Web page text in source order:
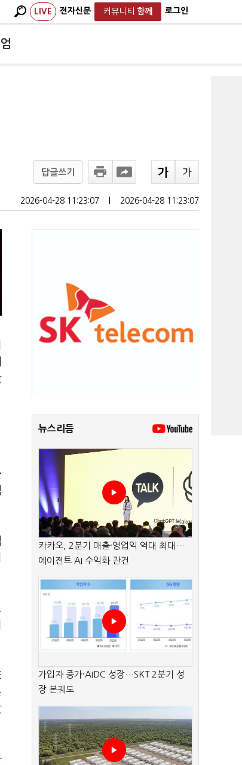
LIVE 전자신문 커뮤니티 함께 로그인
답글쓰기
2026-04-28 11:23:07 2026-04-28 11:23:07
뉴스리듬
카카오, 2분기 매출·영업익 역대 최대…
에이전트 AI 수익화 관건
가입자 증가·AIDC 성장…SKT 2분기 성
장 본궤도